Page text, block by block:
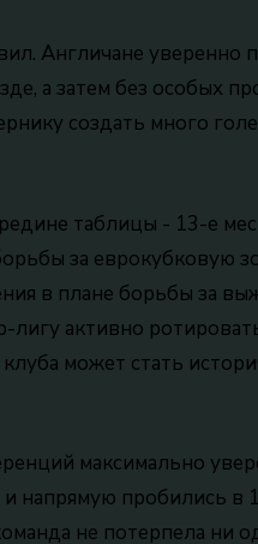
Англичане уверенно
а затем без особых
создать много
таблицы - 13-е
за еврокубковую
в плане борьбы за
активно
может стать
максимально
напрямую пробились в
не потерпела ни